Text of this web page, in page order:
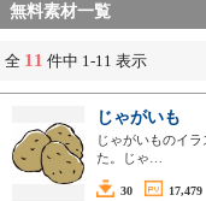
無料素材一覧
全 11 件中 1-11 表示
じゃがいも
じゃがいものイ
た。じゃ…
30 17,479